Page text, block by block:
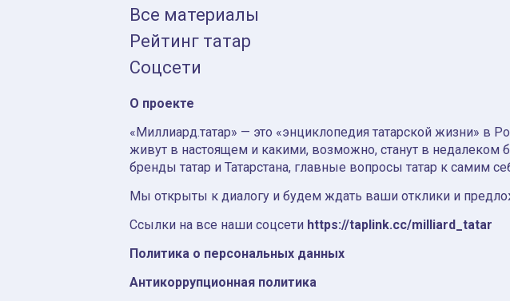
Все материалы
Рейтинг татар
Соцсети
О проекте
«Миллиард.татар» — это «энциклопедия татарской жизни» в
живут в настоящем и какими, возможно, станут в недалеком
бренды татар и Татарстана, главные вопросы татар к самим
Мы открыты к диалогу и будем ждать ваши отклики и
Ссылки на все наши соцсети https://taplink.cc/milliard_tatar
Политика о персональных данных
Антикоррупционная политика